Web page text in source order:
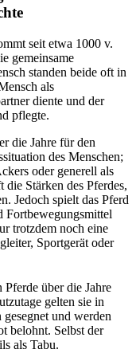
seit etwa 1000 v.
gemeinsame
standen beide oft in
als
pflegte.
die Jahre für den
des Menschen;
oder generell als
Stärken des Pferdes,
Jedoch spielt das Pferd
Fortbewegungsmittel
trotzdem noch eine
Sportgerät oder
über die Jahre
gelten sie in
und werden